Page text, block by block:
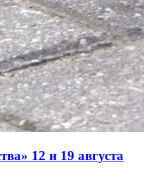
12 и 19 августа